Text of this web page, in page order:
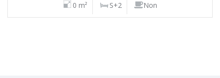
0 m² S+2 Non